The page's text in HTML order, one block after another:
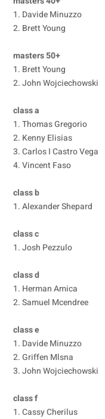
1. Davide Minuzzo
2. Brett Young
masters 50+
1. Brett Young
2. John Wojciechowski
class a
1. Thomas Gregorio
2. Kenny Elisias
3. Carlos I Castro Vega
4. Vincent Faso
class b
1. Alexander Shepard
class c
1. Josh Pezzulo
class d
1. Herman Amica
2. Samuel Mcendree
class e
1. Davide Minuzzo
2. Griffen Mlsna
3. John Wojciechowski
class f
1. Cassy Cherilus